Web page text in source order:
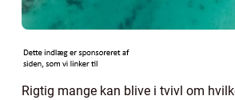
Rigtig mange kan blive i tvivl om